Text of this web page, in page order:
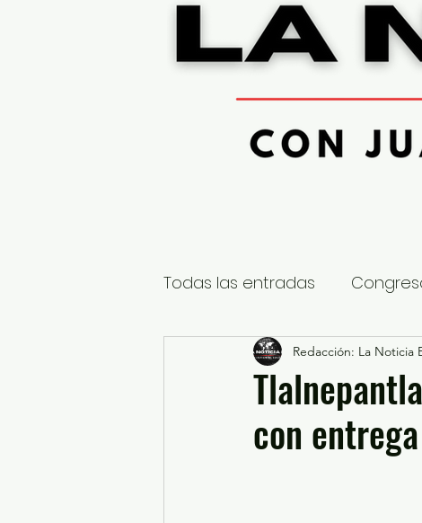
Todas las entradas
Nacional
Educación y Cultura
con
Redacción: La Noticia